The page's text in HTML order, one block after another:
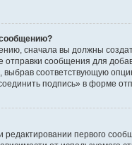
сначала вы должны
сообщения для
соответствующую
подпись» в форме
первого